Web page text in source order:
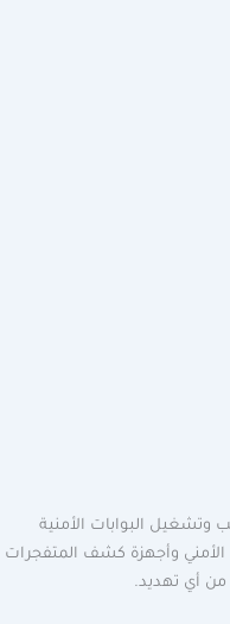
البوابات الأمنية
وأجهزة كشف المتفجرات
تهديد.